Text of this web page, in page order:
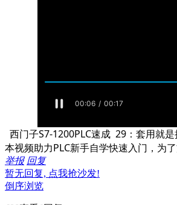
西门子S7-1200PLC速成 29：套用就是
本视频助力PLC新手自学快速入门，为
举报 回复
暂无回复, 点我抢沙发!
倒序浏览